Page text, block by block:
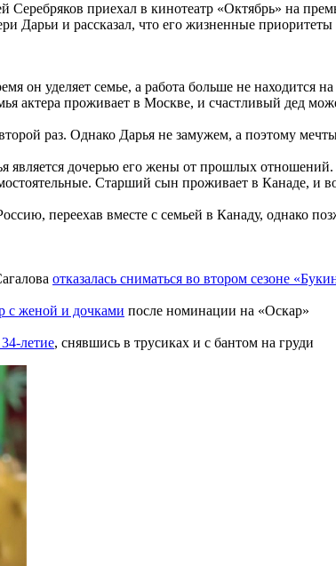
Серебряков приехал в кинотеатр «Октябрь» на
Дарьи и рассказал, что его жизненные приоритеты
он уделяет семье, а работа больше не
актера проживает в Москве, и счастливый дед
раз. Однако Дарья не замужем, а поэтому
является дочерью его жены от прошлых
Старший сын проживает в Канаде, и
переехав вместе с семьей в Канаду, однако
отказалась сниматься во втором сезоне
с женой и дочками после номинации на «Оскар»
летие, снявшись в трусиках и с бантом на груди